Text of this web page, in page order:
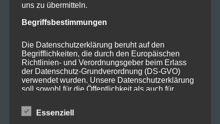
uns zu übermitteln.
Begriffsbestimmungen
Die Datenschutzerklärung beruht auf den
Begrifflichkeiten, die durch den Europäischen
Richtlinien- und Verordnungsgeber beim Erlass
der Datenschutz-Grundverordnung (DS-GVO)
verwendet wurden. Unsere Datenschutzerklärung
soll sowohl für die Öffentlichkeit als auch für
lesbar und verständlich sein. Um dies zu
gewährleisten, möchten wir vorab die verwendeten
Essenziell